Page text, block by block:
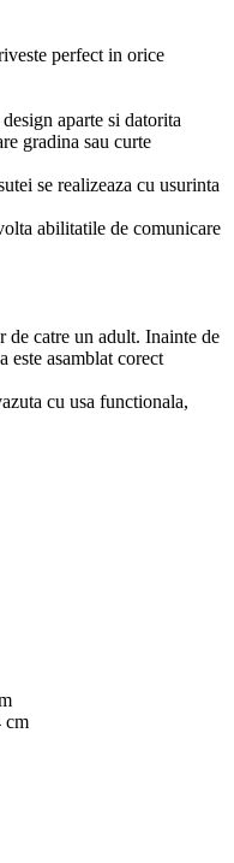
perfect in orice
aparte si datorita
gradina sau curte
se realizeaza cu usurinta
abilitatile de comunicare
de catre un adult. Inainte de
este asamblat corect
cu usa functionala,
cm